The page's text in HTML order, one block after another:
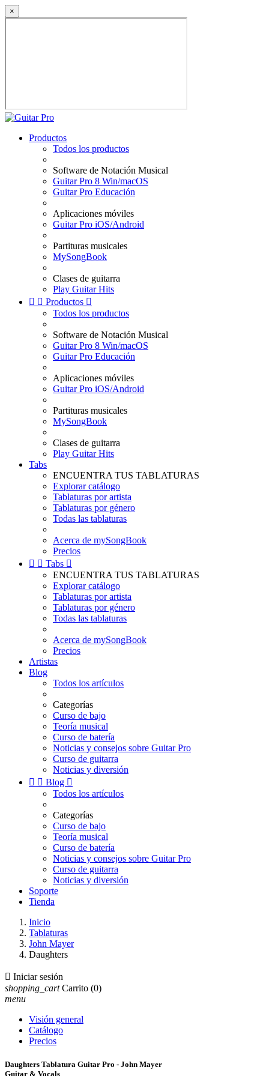
×
Productos
Todos los productos
Software de Notación Musical
Guitar Pro 8 Win/macOS
Guitar Pro Educación
Aplicaciones móviles
Guitar Pro iOS/Android
Partituras musicales
MySongBook
Clases de guitarra
Play Guitar Hits
  Productos 
Todos los productos
Software de Notación Musical
Guitar Pro 8 Win/macOS
Guitar Pro Educación
Aplicaciones móviles
Guitar Pro iOS/Android
Partituras musicales
MySongBook
Clases de guitarra
Play Guitar Hits
Tabs
ENCUENTRA TUS TABLATURAS
Explorar catálogo
Tablaturas por artista
Tablaturas por género
Todas las tablaturas
Acerca de mySongBook
Precios
  Tabs 
ENCUENTRA TUS TABLATURAS
Explorar catálogo
Tablaturas por artista
Tablaturas por género
Todas las tablaturas
Acerca de mySongBook
Precios
Artistas
Blog
Todos los artículos
Categorías
Curso de bajo
Teoría musical
Curso de batería
Noticias y consejos sobre Guitar Pro
Curso de guitarra
Noticias y diversión
  Blog 
Todos los artículos
Categorías
Curso de bajo
Teoría musical
Curso de batería
Noticias y consejos sobre Guitar Pro
Curso de guitarra
Noticias y diversión
Soporte
Tienda
Inicio
Tablaturas
John Mayer
Daughters
 Iniciar sesión
shopping_cart Carrito (0)
menu
Visión general
Catálogo
Precios
Daughters Tablatura Guitar Pro - John Mayer
Guitar & Vocals